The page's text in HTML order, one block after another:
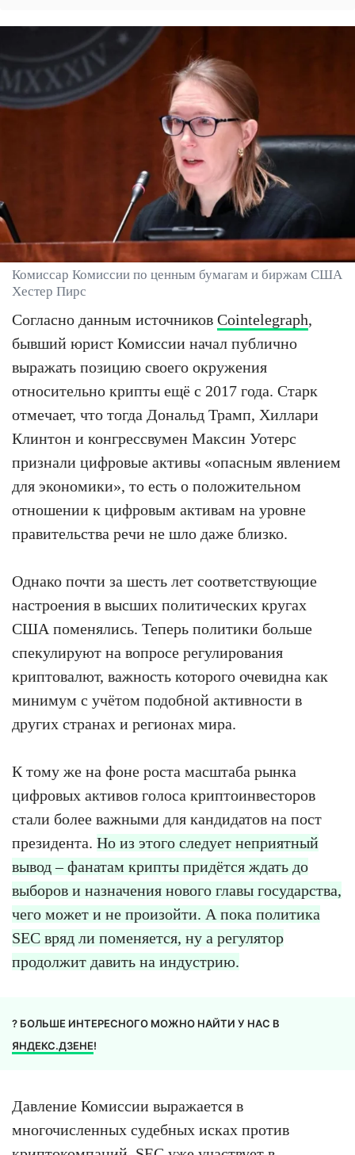
Комиссар Комиссии по ценным бумагам и биржам США
Хестер Пирс
Согласно данным источников Cointelegraph,
бывший юрист Комиссии начал публично
выражать позицию своего окружения
относительно крипты ещё с 2017 года. Старк
отмечает, что тогда Дональд Трамп, Хиллари
Клинтон и конгрессвумен Максин Уотерс
признали цифровые активы «опасным явлением
для экономики», то есть о положительном
отношении к цифровым активам на уровне
правительства речи не шло даже близко.
Однако почти за шесть лет соответствующие
настроения в высших политических кругах
США поменялись. Теперь политики больше
спекулируют на вопросе регулирования
криптовалют, важность которого очевидна как
минимум с учётом подобной активности в
других странах и регионах мира.
К тому же на фоне роста масштаба рынка
цифровых активов голоса криптоинвесторов
стали более важными для кандидатов на пост
президента. Но из этого следует неприятный
вывод – фанатам крипты придётся ждать до
выборов и назначения нового главы государства,
чего может и не произойти. А пока политика
SEC вряд ли поменяется, ну а регулятор
продолжит давить на индустрию.
? БОЛЬШЕ ИНТЕРЕСНОГО МОЖНО НАЙТИ У НАС В
ЯНДЕКС.ДЗЕНЕ!
Давление Комиссии выражается в
многочисленных судебных исках против